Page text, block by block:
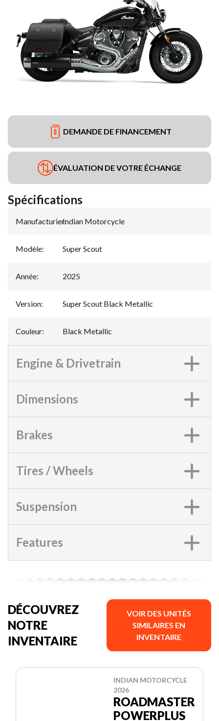
DEMANDE DE FINANCEMENT
ÉVALUATION DE VOTRE ÉCHANGE
Spécifications
Manufacturier:
Indian Motorcycle
Modèle: Super Scout
Année: 2025
Version: Super Scout Black Metallic
Couleur: Black Metallic
Engine & Drivetrain
Dimensions
Brakes
Tires / Wheels
Suspension
Features
DÉCOUVREZ
NOTRE
INVENTAIRE
VOIR DES UNITÉS
SIMILAIRES EN
INVENTAIRE
INDIAN MOTORCYCLE
2026
ROADMASTER
POWERPLUS